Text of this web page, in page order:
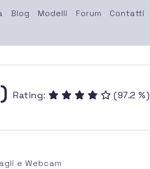
Blog Modelli Forum Contatti
Rating: (97.2 %)
e Webcam